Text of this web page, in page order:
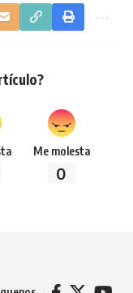
Me molesta
0